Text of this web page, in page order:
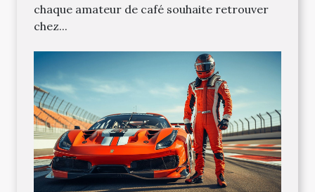
chaque amateur de café souhaite retrouver
chez...